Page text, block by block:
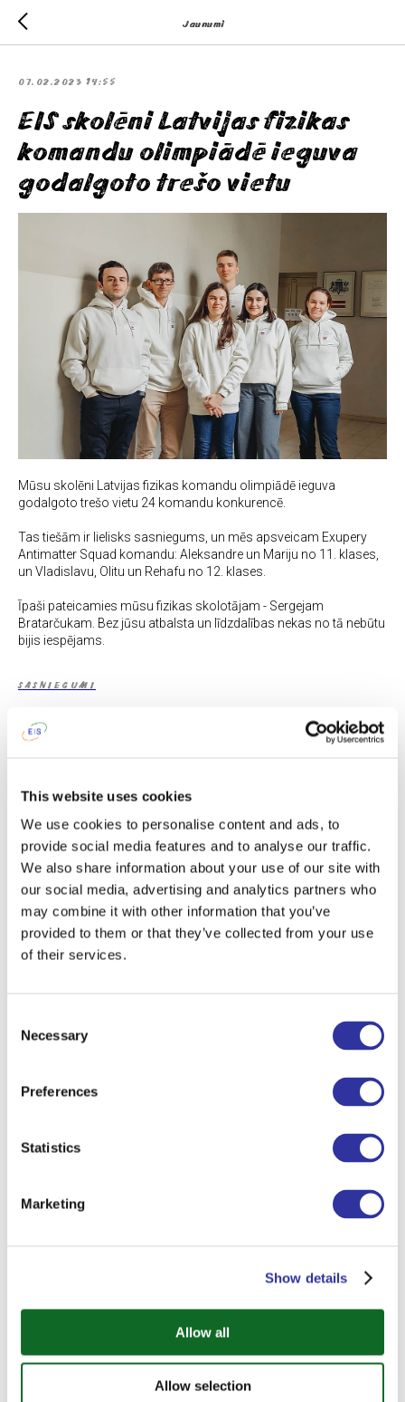
This website uses cookies
We use cookies to personalise content and ads, to
provide social media features and to analyse our traffic.
We also share information about your use of our site with
our social media, advertising and analytics partners who
may combine it with other information that you’ve
provided to them or that they’ve collected from your use
of their services.
Selection
Necessary
Preferences
Statistics
Marketing
Show details
Allow all
Allow selection
Jaunumi
07.02.2023 14:55
EIS skolēni Latvijas fizikas
komandu olimpiādē ieguva
godalgoto trešo vietu
Mūsu skolēni Latvijas fizikas komandu olimpiādē ieguva
godalgoto trešo vietu 24 komandu konkurencē.
Tas tiešām ir lielisks sasniegums, un mēs apsveicam Exupery
Antimatter Squad komandu: Aleksandre un Mariju no 11. klases,
un Vladislavu, Olitu un Rehafu no 12. klases.
Īpaši pateicamies mūsu fizikas skolotājam - Sergejam
Bratarčukam. Bez jūsu atbalsta un līdzdalības nekas no tā nebūtu
bijis iespējams.
SASNIEGUMI
See also